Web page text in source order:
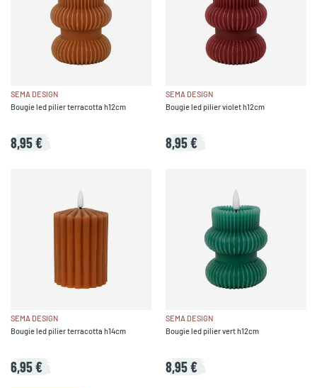
SEMA DESIGN
Bougie led pilier terracotta h12cm
8,95 €
SEMA DESIGN
Bougie led pilier violet h12cm
8,95 €
SEMA DESIGN
Bougie led pilier terracotta h14cm
6,95 €
SEMA DESIGN
Bougie led pilier vert h12cm
8,95 €